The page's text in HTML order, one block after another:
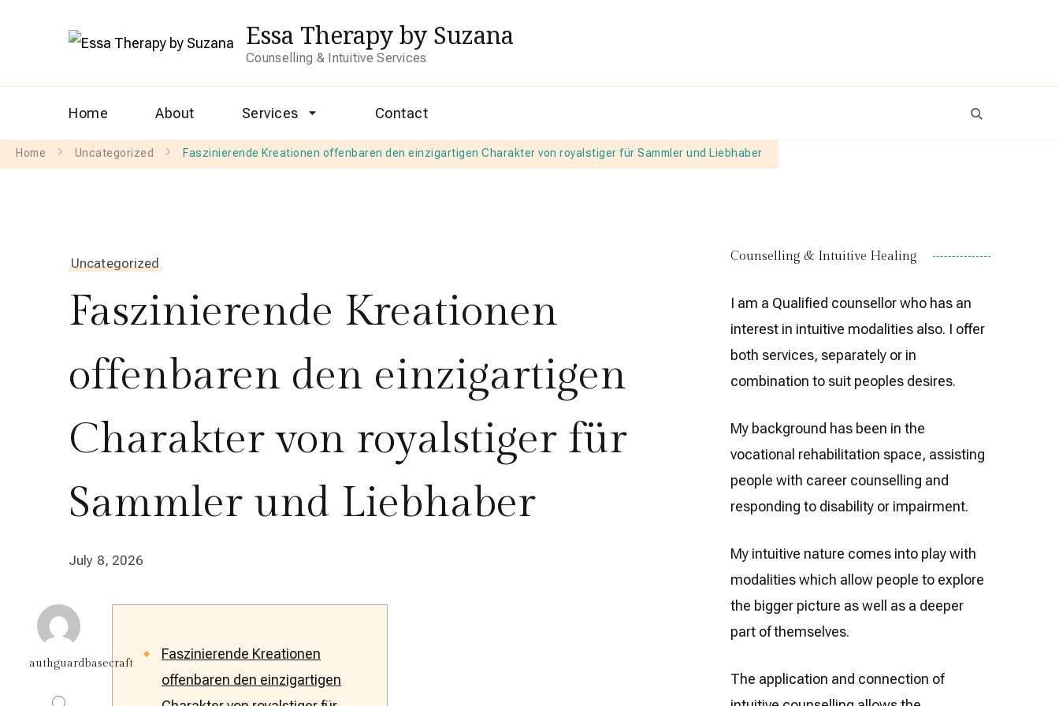
Essa Therapy by Suzana
Counselling & Intuitive Services
Home About Services Contact
Home Uncategorized Faszinierende Kreationen offenbaren den einzigartigen Charakter von royalstiger für Sammler und Liebhaber
Uncategorized
Faszinierende Kreationen
offenbaren den einzigartigen
Charakter von royalstiger für
Sammler und Liebhaber
July 8, 2026
authguardbasecraft
Faszinierende Kreationen
offenbaren den einzigartigen
Counselling & Intuitive Healing
I am a Qualified counsellor who has an
interest in intuitive modalities also. I offer
both services, separately or in
combination to suit peoples desires.
My background has been in the
vocational rehabilitation space, assisting
people with career counselling and
responding to disability or impairment.
My intuitive nature comes into play with
modalities which allow people to explore
the bigger picture as well as a deeper
part of themselves.
The application and connection of